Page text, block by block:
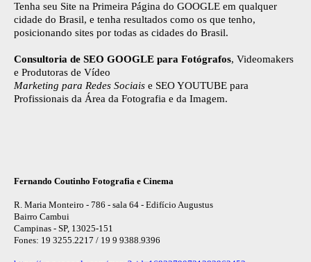
Tenha seu Site na Primeira Página do GOOGLE em qualquer
cidade do Brasil, e tenha resultados como os que tenho,
posicionando sites por todas as cidades do Brasil.
Consultoria de SEO GOOGLE para Fotógrafos, Videomakers
e Produtoras de Vídeo
Marketing para Redes Sociais e SEO YOUTUBE para
Profissionais da Área da Fotografia e da Imagem.
Fernando Coutinho Fotografia e Cinema
R. Maria Monteiro - 786 - sala 64 - Edifício Augustus
Bairro Cambui
Campinas - SP, 13025-151
Fones: 19 3255.2217 / 19 9 9388.9396